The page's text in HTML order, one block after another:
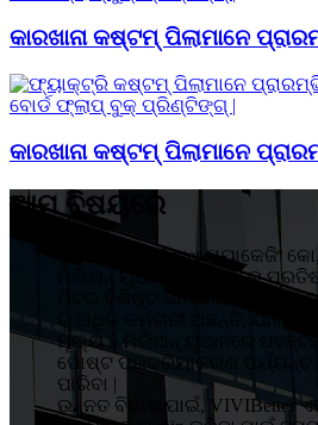
କାରଖାନା କଷ୍ଟମ୍ ପିଲାମାନେ
କାରଖାନା କଷ୍ଟମ୍ ପିଲାମାନେ
ଆମ ବିଷୟରେ
ହୁଇଜୋ VIVIBetter ପ୍ୟାକେଜିଂ
ମିଲିୟନ୍ ୟୁଆନ୍ ବିନିଯୋଗରେ
ମିଟର ବିଶିଷ୍ଟ କାରଖାନାରେ 5
ରୁ ଅଧିକ କର୍ମଚାରୀ ଅଛନ୍ତି, ଯାହା
ମୂଲ୍ୟ 5 ମିଲିଅନ୍ ୟୁଆନରେ
ପୋଷ୍ଟ ପ୍ରକ୍ରିୟାକରଣ ପର୍ଯ୍ୟନ୍ତ
ପାରିବା |
ଉନ୍ନତ ବିକାଶ ପାଇଁ, VIVIBetter